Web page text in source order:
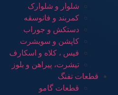
شلوار و شلوارک
کمربند و فانوسقه
دستکش و جوراب
کاپشن و سویشرت
فیس ، کلاه و اسکارف
تیشرت، پیراهن و بلوز
قطعات تفنگ
قطعات گامو